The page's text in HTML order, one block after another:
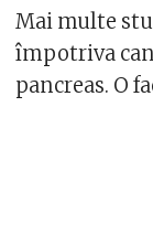
Mai multe
împotriva
pancreas. O